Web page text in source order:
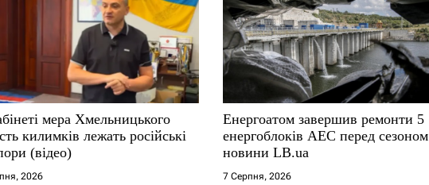
мера Хмельницького
килимків лежать російські
(відео)
2026
Енергоатом завершив ремонти 5
енергоблоків АЕС перед сезоном
новини LB.ua
7 Серпня, 2026